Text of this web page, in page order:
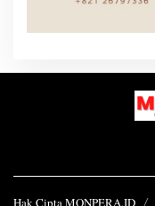
Hak Cipta MONPERA.ID